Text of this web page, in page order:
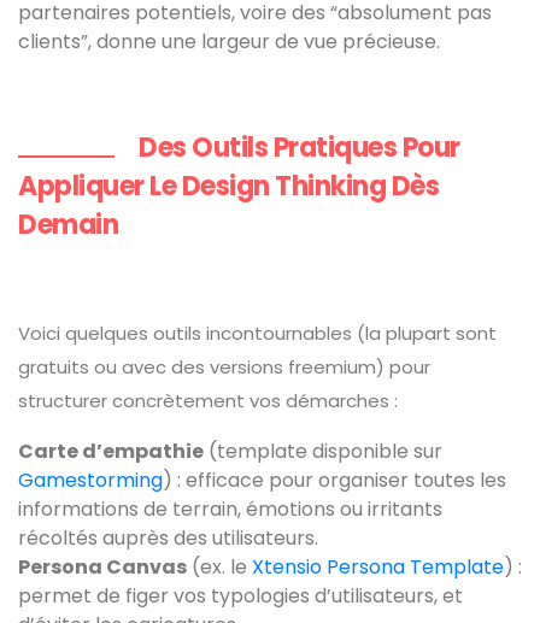
partenaires potentiels, voire des “absolument pas
clients”, donne une largeur de vue précieuse.
Des Outils Pratiques Pour
Appliquer Le Design Thinking Dès
Demain
Voici quelques outils incontournables (la plupart sont
gratuits ou avec des versions freemium) pour
structurer concrètement vos démarches :
Carte d’empathie (template disponible sur
Gamestorming) : efficace pour organiser toutes les
informations de terrain, émotions ou irritants
récoltés auprès des utilisateurs.
Persona Canvas (ex. le Xtensio Persona Template) :
permet de figer vos typologies d’utilisateurs, et